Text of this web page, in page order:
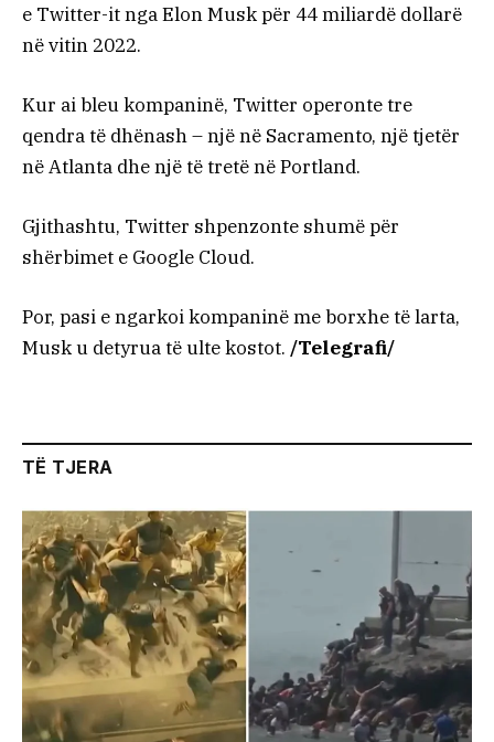
e Twitter-it nga Elon Musk për 44 miliardë dollarë
në vitin 2022.
Kur ai bleu kompaninë, Twitter operonte tre
qendra të dhënash – një në Sacramento, një tjetër
në Atlanta dhe një të tretë në Portland.
Gjithashtu, Twitter shpenzonte shumë për
shërbimet e Google Cloud.
Por, pasi e ngarkoi kompaninë me borxhe të larta,
Musk u detyrua të ulte kostot. /Telegrafi/
TË TJERA